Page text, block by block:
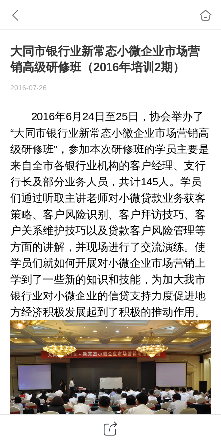
大同市银行业新常态小微企业市场营
销高级研修班（2016年培训2期）
2016-07-26
2016年6月24日至25日，协会举办了
“大同市银行业新常态小微企业市场营销高
级研修班”，参加本次研修班的学员主要是
来自全市各银行业机构的客户经理、支行
行长及部分业务人员，共计145人。学员
们通过听取主讲老师对小微贷款业务获客
策略、客户风险识别、客户拜访技巧、客
户关系维护技巧以及贷款客户风险管理等
方面的讲解，并现场进行了交流演练。使
学员们就如何开展对小微企业市场营销上
学到了一些新的知识和技能，为加大我市
银行业对小微企业的信贷支持力度促进地
方经济积极发展起到了积极的推动作用。